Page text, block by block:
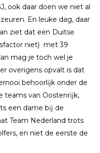
ook daar doen we niet al
En leuke dag, daar
ziet dat een Duitse
niet) met 39
mag je toch wel je
overigens opvalt is dat
behoorlĳk onder de
teams van Oostenrĳk,
een dame bĳ de
Team Nederland trots
en niet de eerste de